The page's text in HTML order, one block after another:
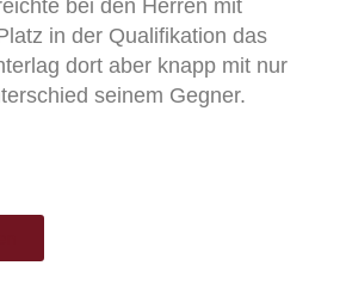
bei den Herren mit
in der Qualifikation das
dort aber knapp mit nur
seinem Gegner.